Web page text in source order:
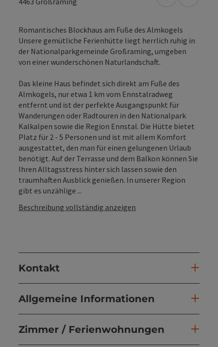
Romantisches Blockhaus am Fuße des Almkogels
Unsere gemütliche Ferienhütte liegt herrlich ruhig in
der Nationalparkgemeinde Großraming, umgeben
von einer wunderschönen Naturlandschaft.
Das kleine Haus befindet sich direkt am Fuße des
Almkogels, nur etwa 1 km vom Ennstalradweg
entfernt und ist der perfekte Ausgangspunkt für
Wanderungen oder Radtouren in den Nationalpark
Kalkalpen sowie die Region Ennstal. Die Hütte bietet
Platz für 2 - 5 Personen und ist mit allem Komfort
ausgestattet, den man für einen gelungenen Urlaub
benötigt. Auf der Terrasse und dem Balkon können Sie
Ihren Alltagsstress hinter sich lassen sowie den
traumhaften Ausblick genießen. In unserer Region
gibt es unzählige ...
Beschreibung vollständig anzeigen
Kontakt
Allgemeine Informationen
Zimmer / Ferienwohnungen